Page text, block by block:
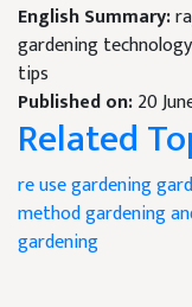
English Summary:
gardening
tips
Published on:20
Related
re use gardening
methodgardening
gardening